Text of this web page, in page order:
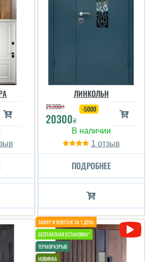
ЛИНКОЛЬН
25300₴
20300₴
-5000
1
ПОДРОБНЕЕ